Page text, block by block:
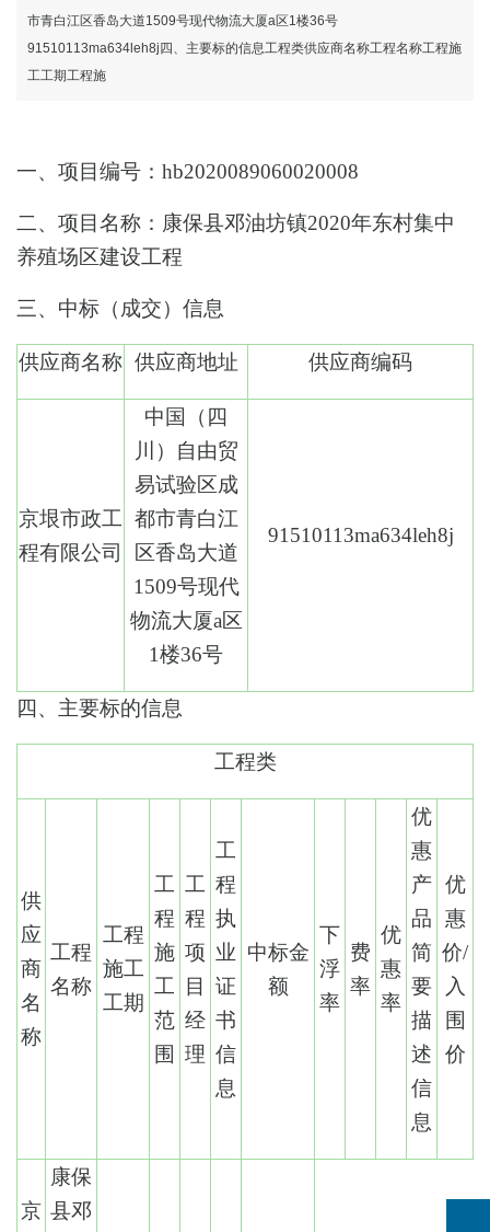
市青白江区香岛大道1509号现代物流大厦a区1楼36号
91510113ma634leh8j四、主要标的信息工程类供应商名称工程名称工程施
工工期工程施
一、项目编号： hb2020089060020008
二、项目名称： 康保县邓油坊镇2020年东村集中
养殖场区建设工程
三、中标（成交）信息
供应商名称 供应商地址 供应商编码
京垠市政工
程有限公司
中国（四
川）自由贸
易试验区成
都市青白江
区香岛大道
1509号现代
物流大厦a区
1楼36号
91510113ma634leh8j
四、主要标的信息
工程类
供
应
商
名
称
工程
名称
工程
施工
工期
工
程
施
工
范
围
工
程
项
目
经
理
工
程
执
业
证
书
信
息
中标金
额
下
浮
率
费
率
优
惠
率
优
惠
产
品
简
要
描
述
信
息
优
惠
价/
入
围
价
京
康保
县邓